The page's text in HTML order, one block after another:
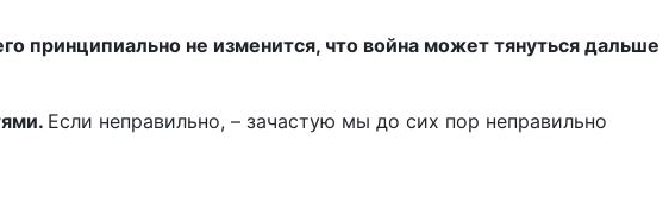
принципиально не изменится, что война может тянуться дальше
Если неправильно, – зачастую мы до сих пор неправильно